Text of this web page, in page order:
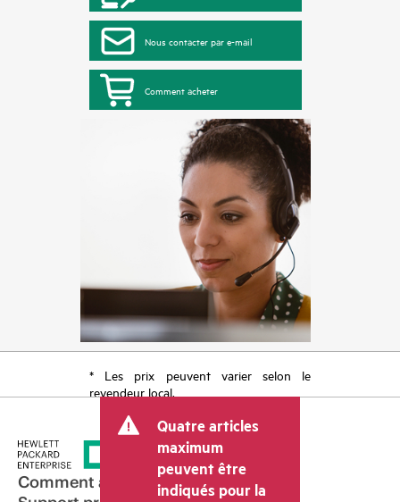
Nous contacter par e-mail
Comment acheter
* Les prix peuvent varier selon le
revendeur local.
Quatre articles
maximum
peuvent être
indiqués pour la
Comment acheter